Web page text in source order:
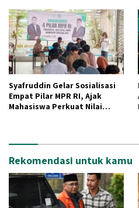
Syafruddin Gelar Sosialisasi
Empat Pilar MPR RI, Ajak
Mahasiswa Perkuat Nilai
Rekomendasi untuk kamu